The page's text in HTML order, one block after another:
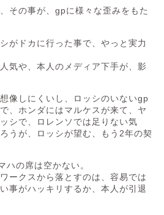
その事が、gpに様々な歪みをもた
がドカに行った事で、やっと実力
気や、本人のメディア下手が、影
像しにくいし、ロッシのいないgp
、ホンダにはマルケスが来て、ヤ
シで、ロレンソでは足りない気
うが、ロッシが望む、もう2年の契
の席は空かない。
ークスから落とすのは、容易では
事がハッキリするか、本人が引退